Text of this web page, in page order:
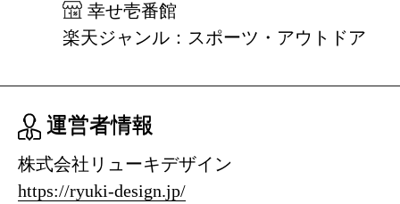
幸せ壱番館
楽天ジャンル：スポーツ・アウトドア
運営者情報
株式会社リューキデザイン
https://ryuki-design.jp/